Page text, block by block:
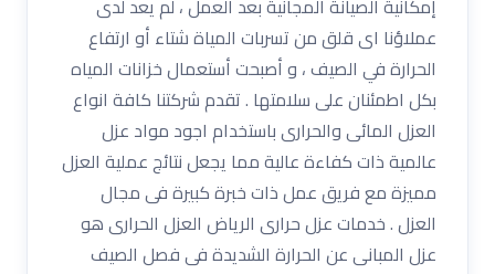
إمكانية الصيانة المجانية بعد العمل ، لم يعد لدى
عملاؤنا اى قلق من تسربات المياة شتاء أو ارتفاع
الحرارة في الصيف ، و أصبحت أستعمال خزانات المياه
بكل اطمئنان على سلامتها . تقدم شركتنا كافة انواع
العزل المائى والحرارى باستخدام اجود مواد عزل
عالمية ذات كفاءة عالية مما يجعل نتائج عملية العزل
مميزة مع فريق عمل ذات خبرة كبيرة فى مجال
العزل . خدمات عزل حرارى الرياض العزل الحرارى هو
عزل المبانى عن الحرارة الشديدة فى فصل الصيف